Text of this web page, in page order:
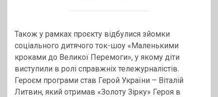
Також у рамках проєкту відбулися зйомки
соціального дитячого ток-шоу «Маленькими
кроками до Великої Перемоги», у якому діти
виступили в ролі справжніх тележурналістів.
Героєм програми став Герой України – Віталій
Литвин, який отримав «Золоту Зірку» Героя в